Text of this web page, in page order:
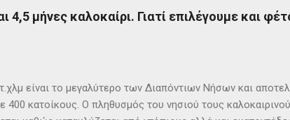
4,5 μήνες καλοκαίρι. Γιατί επιλέγουμε και
είναι το μεγαλύτερο των Διαπόντιων Νήσων και
400 κατοίκους. Ο πληθυσμός του νησιού τους